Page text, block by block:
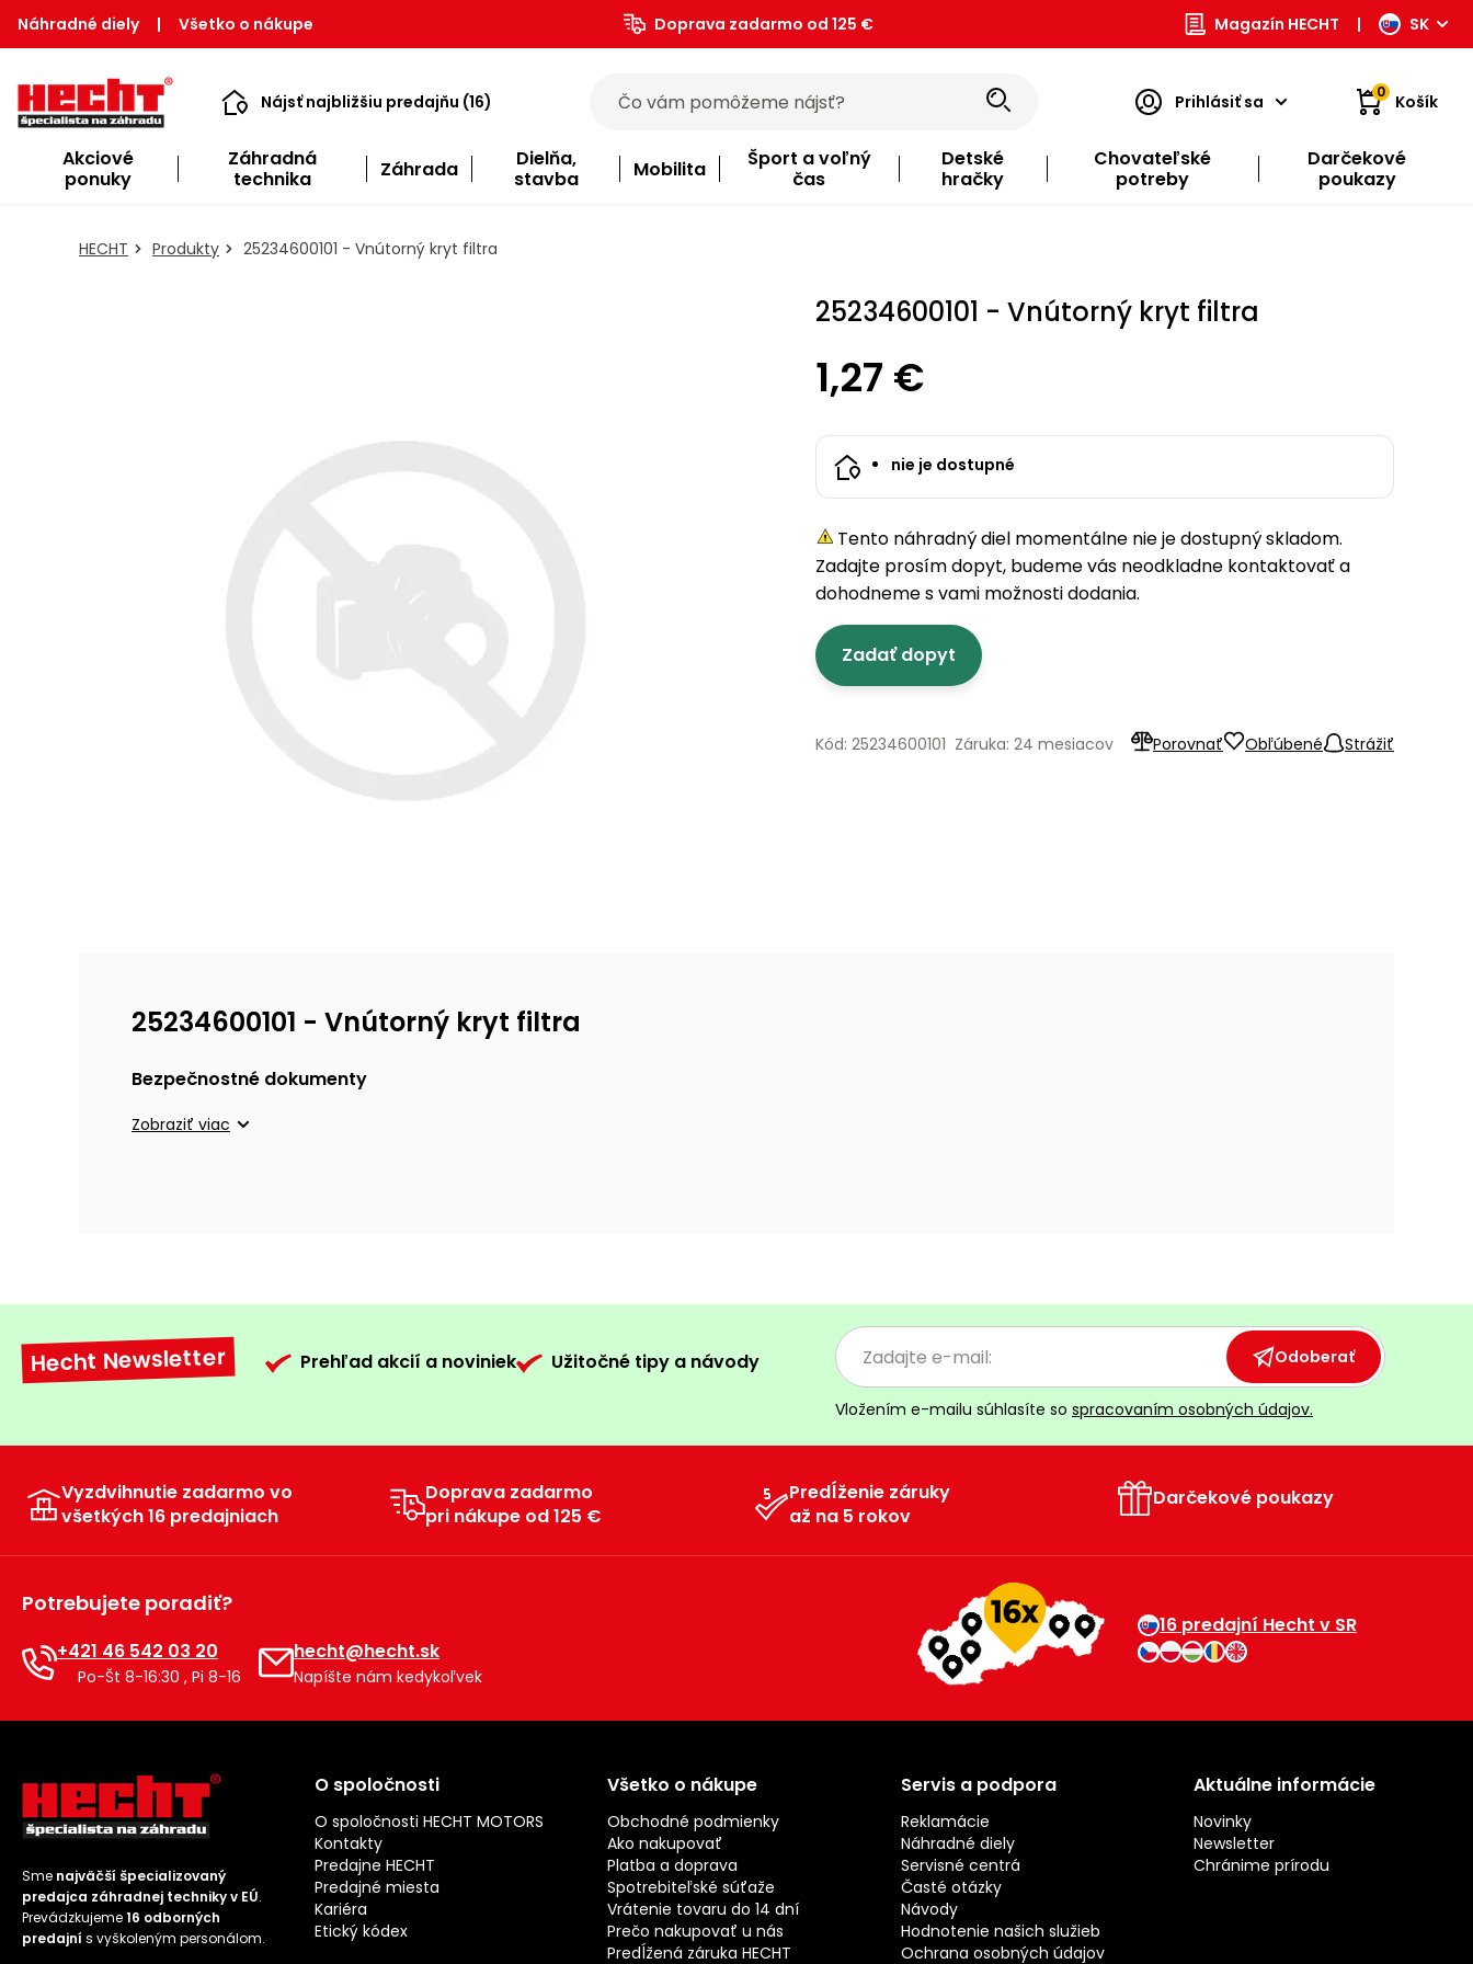
Náhradné diely | Všetko o nákupe Doprava zadarmo od 125 € Magazín HECHT | SK
Nájsť najbližšiu predajňu (16) Prihlásiť sa 0 Košík
Akciové
ponuky
Záhradná
technika
Záhrada
Dielňa,
stavba
Mobilita
Šport a voľný
čas
Detské
hračky
Chovateľské
potreby
Darčekové
poukazy
HECHT Produkty 25234600101 - Vnútorný kryt filtra
25234600101 - Vnútorný kryt filtra
1,27 €
nie je dostupné
Tento náhradný diel momentálne nie je dostupný skladom.
Zadajte prosím dopyt, budeme vás neodkladne kontaktovať a
dohodneme s vami možnosti dodania.
Zadať dopyt
Porovnať Obľúbené Strážiť
Kód: 25234600101 Záruka: 24 mesiacov
25234600101 - Vnútorný kryt filtra
Bezpečnostné dokumenty
Zobraziť viac
Hecht Newsletter Prehľad akcií a noviniek Užitočné tipy a návody Odoberať
Vložením e-mailu súhlasíte so spracovaním osobných údajov.
Vyzdvihnutie zadarmo vo
všetkých 16 predajniach
Doprava zadarmo
pri nákupe od 125 €
Predĺženie záruky
až na 5 rokov
Darčekové poukazy
Potrebujete poradiť?
+421 46 542 03 20
Po-Št 8-16:30 , Pi 8-16
hecht@hecht.sk
Napíšte nám kedykoľvek
16 predajní Hecht v SR
Sme najväčší špecializovaný
predajca záhradnej techniky v EÚ.
Prevádzkujeme16 odborných
predajní s vyškoleným personálom.
O spoločnosti
O spoločnosti HECHT MOTORS
Kontakty
Predajne HECHT
Predajné miesta
Kariéra
Etický kódex
Všetko o nákupe
Obchodné podmienky
Ako nakupovať
Platba a doprava
Spotrebiteľské súťaže
Vrátenie tovaru do 14 dní
Prečo nakupovať u nás
Predĺžená záruka HECHT
Servis a podpora
Reklamácie
Náhradné diely
Servisné centrá
Časté otázky
Návody
Hodnotenie našich služieb
Ochrana osobných údajov
Aktuálne informácie
Novinky
Newsletter
Chránime prírodu